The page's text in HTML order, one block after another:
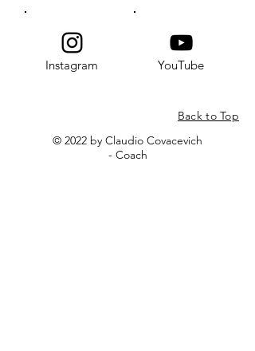
Instagram YouTube
Back to Top
© 2022 by Claudio Covacevich
- Coach